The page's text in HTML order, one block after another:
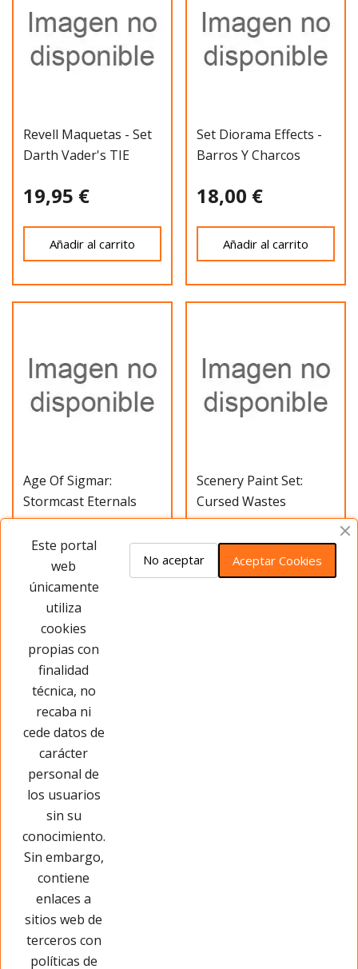
Revell Maquetas - Set
Darth Vader's TIE
19,95 €
Añadir al carrito
Set Diorama Effects -
Barros Y Charcos
18,00 €
Añadir al carrito
Age Of Sigmar:
Stormcast Eternals
Paint Set
30,00 €
Añadir al carrito
Scenery Paint Set:
Cursed Wastes
33,00 €
Este portal
web
únicamente
utiliza
cookies
propias con
finalidad
técnica, no
recaba ni
cede datos de
carácter
personal de
los usuarios
sin su
conocimiento.
Sin embargo,
contiene
enlaces a
sitios web de
terceros con
políticas de
Aceptar Cookies
No aceptar